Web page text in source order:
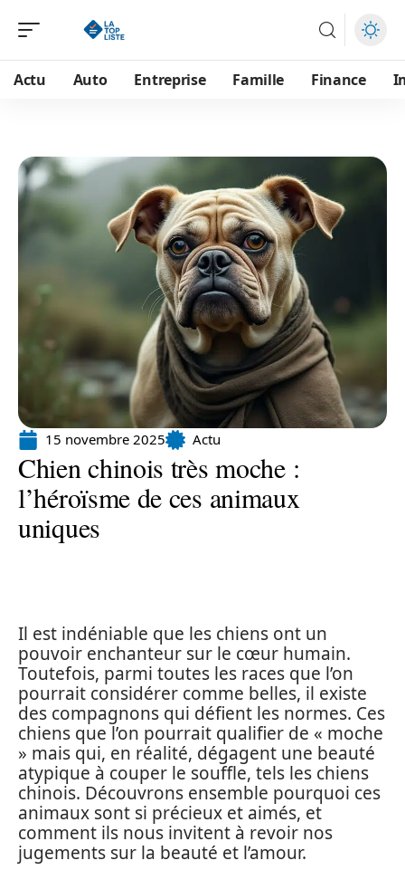
Actu Auto Entreprise Famille Finance
15 novembre 2025 Actu
Chien chinois très moche :
l’héroïsme de ces animaux
uniques
Il est indéniable que les chiens ont un
pouvoir enchanteur sur le cœur humain.
Toutefois, parmi toutes les races que l’on
pourrait considérer comme belles, il existe
des compagnons qui défient les normes. Ces
chiens que l’on pourrait qualifier de « moche
» mais qui, en réalité, dégagent une beauté
atypique à couper le souffle, tels les chiens
chinois. Découvrons ensemble pourquoi ces
animaux sont si précieux et aimés, et
comment ils nous invitent à revoir nos
jugements sur la beauté et l’amour.